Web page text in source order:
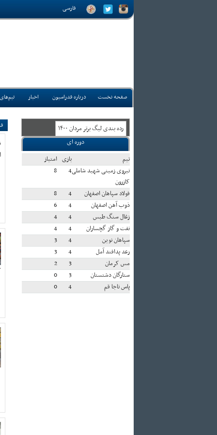
فارسی
صفحه نخست درباره فدراسیون اخبار
رده بندی ليگ برتر مردان ۱۴۰۰
دوره ای
تيم
بازی امتياز
نیروی زمینی شهید شاملی
کازرون
4
8
فولاد سپاهان اصفهان 4
8
ذوب آهن اصفهان
4
6
زغال سنگ طبس
4
4
نفت و گاز گچساران
4
4
سپاهان نوین
4
3
رعد پدافند آمل
4
3
مس کرمان
3
2
ستارگان دشتستان
3
0
پاس ناجا قم
4
0